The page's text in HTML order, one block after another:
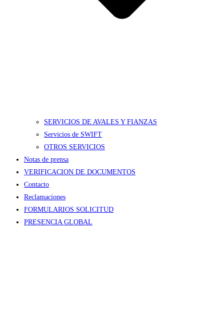
SERVICIOS DE AVALES Y FIANZAS
Servicios de SWIFT
OTROS SERVICIOS
Notas de prensa
VERIFICACION DE DOCUMENTOS
Contacto
Reclamaciones
FORMULARIOS SOLICITUD
PRESENCIA GLOBAL